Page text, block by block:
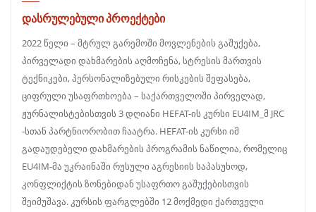
დასრულებული პროექტები
2022 წელი – მტრულ გარემოში მოვლენების გაშუქება,
პირველადი დახმარების აღმოჩენა, სტრესის მართვის
ტექნიკები, პერსონალიზებული რისკების შეფასება,
ციფრული უსაფრთხოება – საქართველოში პირველად,
ჟურნალისტებისთვის 3 დღიანი HEFAT-ის კურსი EU4IM_მ JRC
-სთან პარტნიორობით ჩაატრა. HEFAT-ის კურსი იმ
გადაუდებელი დახმარების პროგრამის ნაწილია, რომელიც
EU4IM-მა უკრაინაში რუსული აგრესიის საპასუხოდ,
კონფლიქტის ზონებიდან უსაფრთო გაშუქებისთვის
შეიმუშავა. კურსის ფარგლებში 12 მოქმედი ქართველი